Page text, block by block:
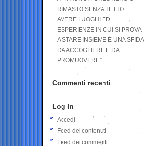
RIMASTO SENZA TETTO.
AVERE LUOGHI ED
ESPERIENZE IN CUI SI PROVA
A STARE INSIEME È UNA SFIDA
DA ACCOGLIERE E DA
PROMUOVERE”
Commenti recenti
Log In
Accedi
Feed dei contenuti
Feed dei commenti